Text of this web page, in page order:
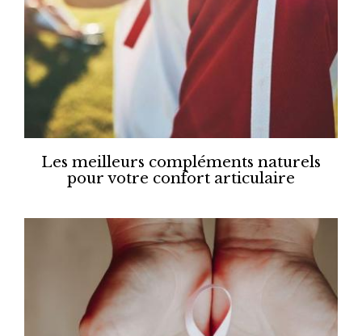
Les meilleurs compléments naturels
pour votre confort articulaire